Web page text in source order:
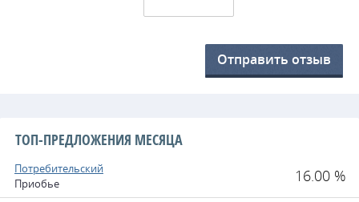
Отправить отзыв
ТОП-ПРЕДЛОЖЕНИЯ МЕСЯЦА
Потребительский
Приобье
16.00 %